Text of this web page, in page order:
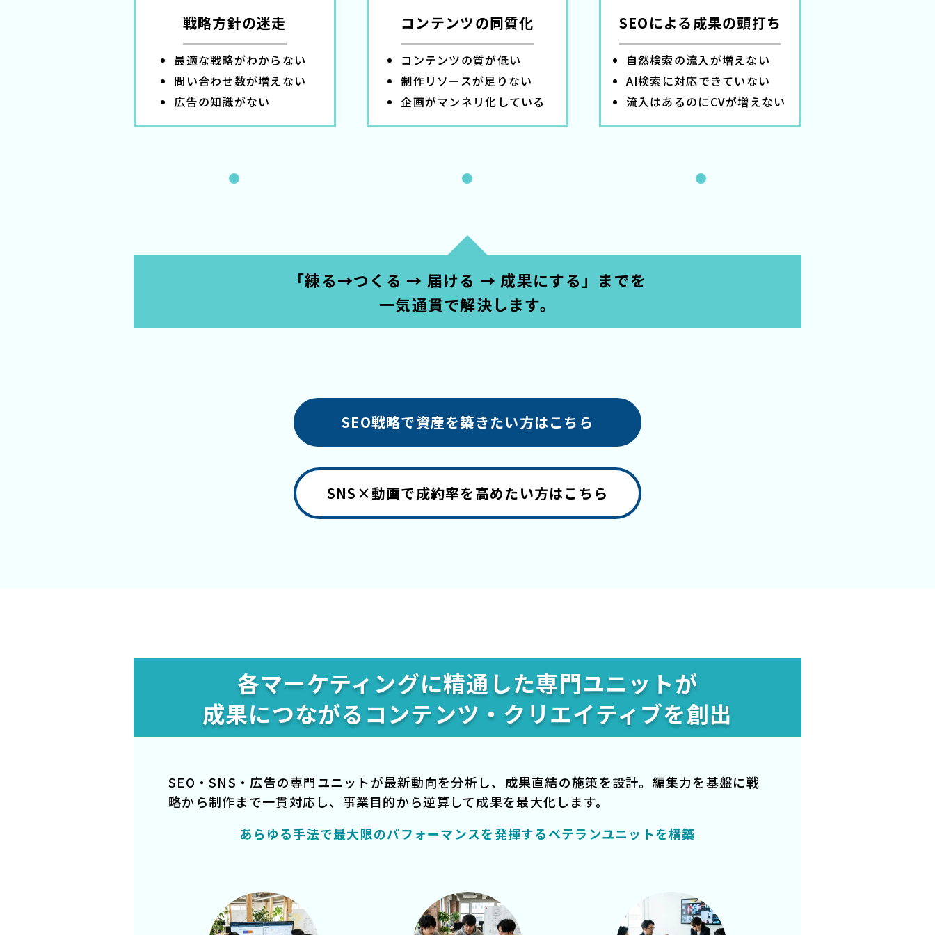
戦略方針の迷走
最適な戦略がわからない
問い合わせ数が増えない
広告の知識がない
コンテンツの同質化
コンテンツの質が低い
制作リソースが足りない
企画がマンネリ化している
SEOによる成果の頭打ち
自然検索の流入が増えない
AI検索に対応できていない
流入はあるのにCVが増えない
「練る→つくる → 届ける → 成果にする」までを
一気通貫で解決します。
SEO戦略で資産を築きたい方はこちら
SNS×動画で成約率を高めたい方はこちら
各マーケティングに精通した専門ユニットが
成果につながるコンテンツ・クリエイティブを創出
SEO・SNS・広告の専門ユニットが最新動向を分析し、成果直結の施策を設計。編集力を基盤に戦
略から制作まで一貫対応し、事業目的から逆算して成果を最大化します。
あらゆる手法で最大限のパフォーマンスを発揮するベテランユニットを構築